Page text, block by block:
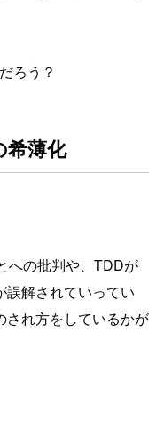
ろう？
希薄化
への批判や、TDDが
誤解されていってい
され方をしているかが